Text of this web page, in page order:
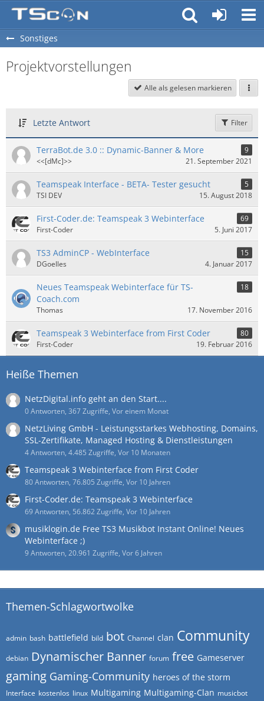
Sonstiges
Projektvorstellungen
Alle als gelesen markieren
Letzte Antwort Filter
TerraBot.de 3.0 :: Dynamic-Banner & More
9
<<[dMc]>>
21. September 2021
Teamspeak Interface - BETA- Tester gesucht
5
TSI DEV
15. August 2018
First-Coder.de: Teamspeak 3 Webinterface
69
First-Coder
5. Juni 2017
TS3 AdminCP - WebInterface
15
DGoelles
4. Januar 2017
Neues Teamspeak Webinterface für TS-
Coach.com
18
Thomas 17. November 2016
Teamspeak 3 Webinterface from First Coder
80
First-Coder
19. Februar 2016
Heiße Themen
NetzDigital.info geht an den Start....
0 Antworten, 367 Zugriffe, Vor einem Monat
NetzLiving GmbH - Leistungsstarkes Webhosting, Domains,
SSL-Zertifikate, Managed Hosting & Dienstleistungen
4 Antworten, 4.485 Zugriffe, Vor 10 Monaten
Teamspeak 3 Webinterface from First Coder
80 Antworten, 76.805 Zugriffe, Vor 10 Jahren
First-Coder.de: Teamspeak 3 Webinterface
69 Antworten, 56.862 Zugriffe, Vor 10 Jahren
musiklogin.de Free TS3 Musikbot Instant Online! Neues
Webinterface ;)
9 Antworten, 20.961 Zugriffe, Vor 6 Jahren
Themen-Schlagwortwolke
admin bash battlefield bild bot Channel clan Community
debian Dynamischer Banner forum free Gameserver
gaming Gaming-Community heroes of the storm
Interface kostenlos linux Multigaming Multigaming-Clan musicbot